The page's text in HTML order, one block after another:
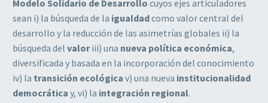
Modelo Solidario de Desarrollo cuyos ejes articuladores
sean i) la búsqueda de la igualdadcomo valor central del
desarrollo y la reducción de las asimetrías globales ii) la
búsqueda del valor iii) una nueva política económica,
diversificada y basada en la incorporación del conocimiento
iv) la transición ecológica v) una nueva institucionalidad
democrática y, vi) la integración regional.